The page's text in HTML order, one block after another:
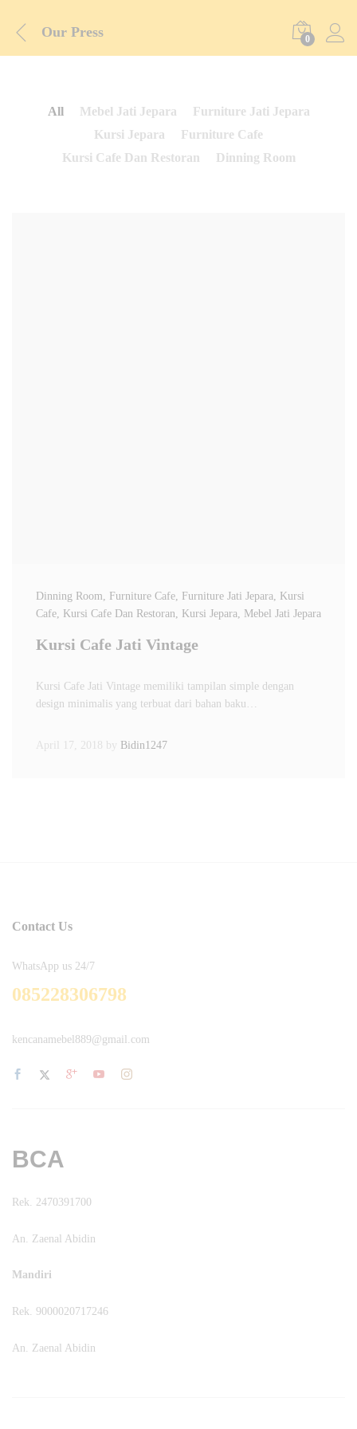
Our Press 0
All Mebel Jati Jepara
Furniture Jati Jepara
Kursi Jepara
Furniture Cafe
Kursi Cafe Dan Restoran
Dinning Room
Dinning Room, Furniture Cafe, Furniture Jati Jepara, Kursi
Cafe, Kursi Cafe Dan Restoran, Kursi Jepara, Mebel Jati Jepara
Kursi Cafe Jati Vintage
Kursi Cafe Jati Vintage memiliki tampilan simple dengan
design minimalis yang terbuat dari bahan baku…
April 17, 2018 by Bidin1247
Contact Us
WhatsApp us 24/7
085228306798
kencanamebel889@gmail.com
BCA
Rek. 2470391700
An. Zaenal Abidin
Mandiri
Rek. 9000020717246
An. Zaenal Abidin